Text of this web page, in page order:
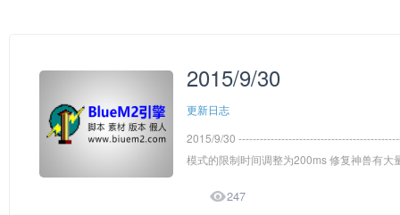
2015/9/30
更新日志
2015/9/30
模式的限制时间调整为200ms 修复神兽有大
247